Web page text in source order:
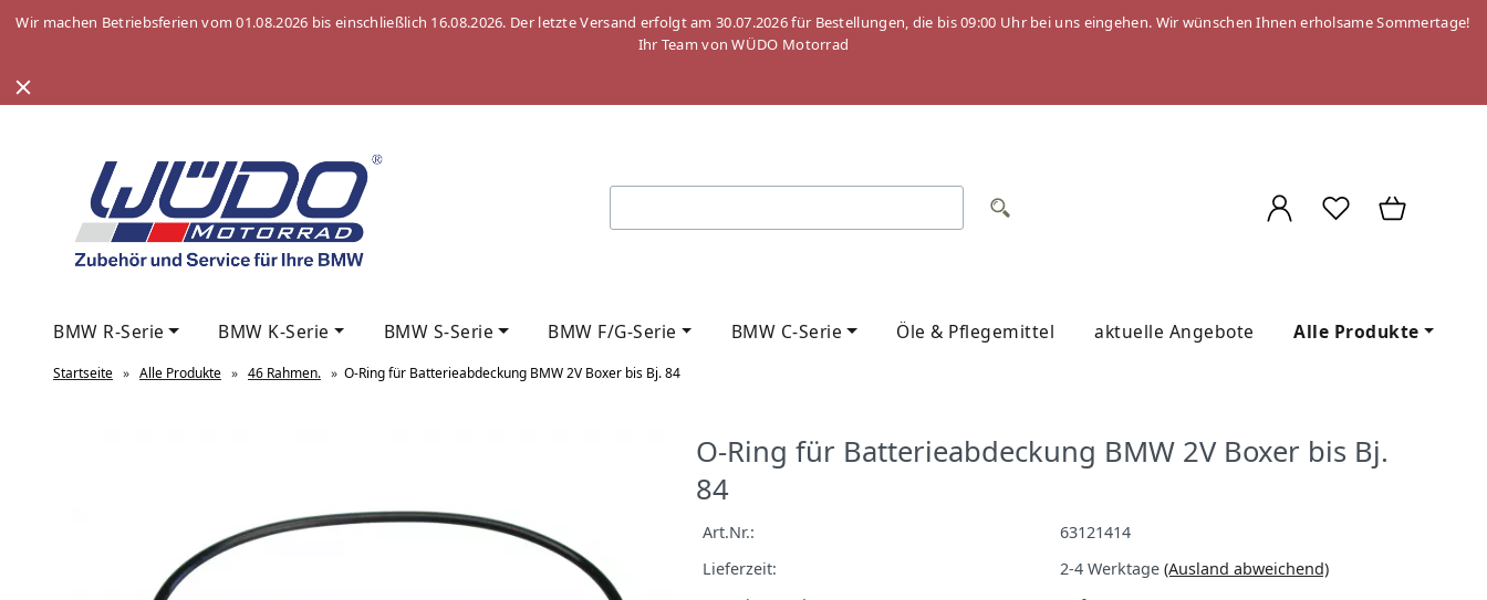
Wir machen Betriebsferien vom 01.08.2026 bis einschließlich 16.08.2026. Der letzte Versand erfolgt am 30.07.2026 für Bestellungen, die bis 09:00 Uhr bei uns eingehen. Wir wünschen Ihnen erholsame Sommertage!
Ihr Team von WÜDO Motorrad
BMW R-Serie BMW K-Serie BMW S-Serie BMW F/G-Serie BMW C-Serie Öle & Pflegemittel aktuelle Angebote Alle Produkte
Startseite » Alle Produkte » 46 Rahmen. » O-Ring für Batterieabdeckung BMW 2V Boxer bis Bj. 84
O-Ring für Batterieabdeckung BMW 2V Boxer bis Bj.
84
Art.Nr.:
63121414
Lieferzeit:
2-4 Werktage (Ausland abweichend)